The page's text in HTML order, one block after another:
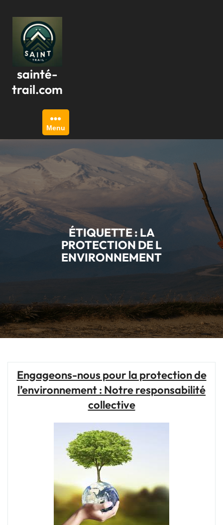
contenu
sainté-
trail.com
Menu
ÉTIQUETTE : LA
PROTECTION DE L
ENVIRONNEMENT
Engageons-nous pour la protection de
l’environnement : Notre responsabilité
collective